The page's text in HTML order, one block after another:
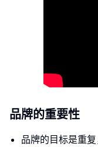
品牌的重要性
品牌的目标是重